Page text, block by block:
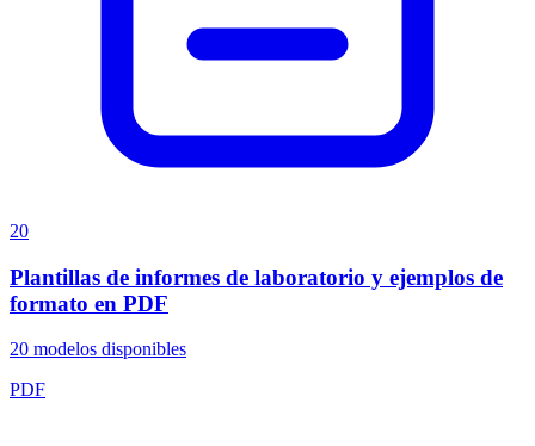
20
Plantillas de informes de laboratorio y ejemplos de
formato en PDF
20 modelos disponibles
PDF